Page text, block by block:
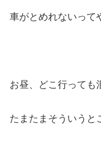
車がとめれないって
お昼、どこ行っても
たまたまそういうと